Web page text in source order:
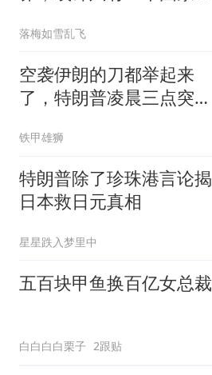
落梅如雪乱飞
空袭伊朗的刀都举起来
了，特朗普凌晨三点突然
铁甲雄狮
特朗普除了珍珠港言论揭
日本救日元真相
星星跌入梦里中
五百块甲鱼换百亿女总裁
白白白白栗子 2跟贴